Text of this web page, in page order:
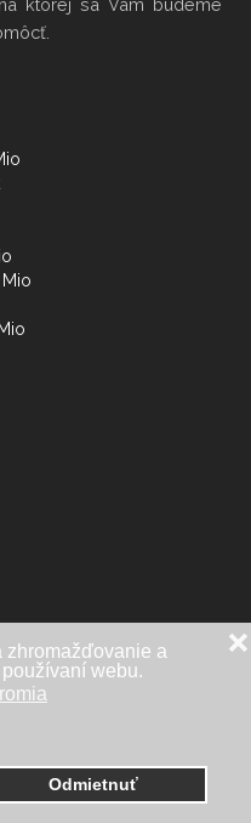
zhromažďovanie a
webu.
Odmietnuť
❌
na ktorej sa Vám budeme